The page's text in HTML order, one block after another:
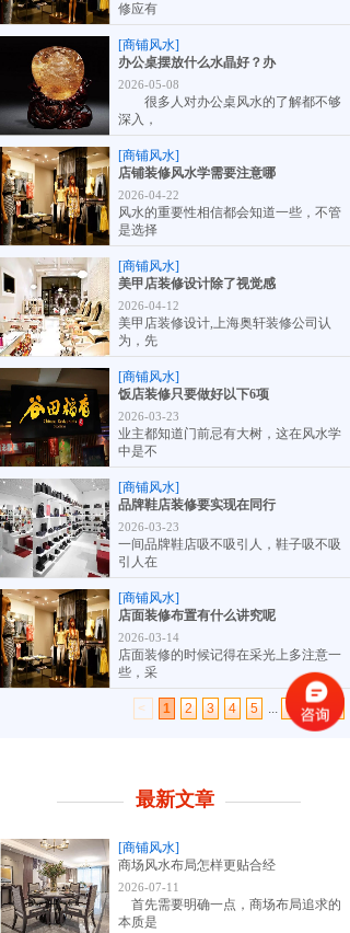
修应有
[商铺风水]
办公桌摆放什么水晶好？办
2026-05-08
很多人对办公桌风水的了解都不够
深入，
[商铺风水]
店铺装修风水学需要注意哪
2026-04-22
风水的重要性相信都会知道一些，不管
是选择
[商铺风水]
美甲店装修设计除了视觉感
2026-04-12
美甲店装修设计,上海奥轩装修公司认
为，先
[商铺风水]
饭店装修只要做好以下6项
2026-03-23
业主都知道门前忌有大树，这在风水学
中是不
[商铺风水]
品牌鞋店装修要实现在同行
2026-03-23
一间品牌鞋店吸不吸引人，鞋子吸不吸
引人在
[商铺风水]
店面装修布置有什么讲究呢
2026-03-14
店面装修的时候记得在采光上多注意一
些，采
< 1 2 3 4 5 ... 6 7
最新文章
[商铺风水]
商场风水布局怎样更贴合经
2026-07-11
首先需要明确一点，商场布局追求的
本质是